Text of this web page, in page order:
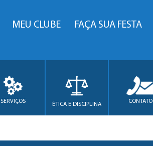
MEU CLUBE FAÇA SUA FESTA
SERVIÇOS ÉTICA E DISCIPLINA CONTATO